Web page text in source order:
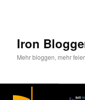
Iron
Mehr bloggen, mehr